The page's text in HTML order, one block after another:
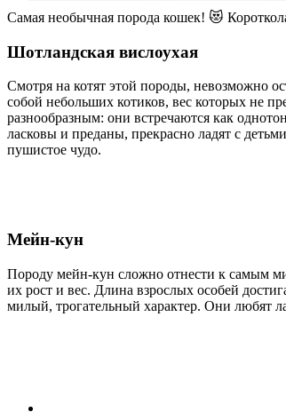
Самая необычная порода кошек! 😻
Шотландская вислоухая
Смотря на котят этой породы, невозможно
собой небольших котиков, вес которых не
разнообразным: они встречаются как
ласковы и преданы, прекрасно ладят с
пушистое чудо.
Мейн-кун
Породу мейн-кун сложно отнести к самым
их рост и вес. Длина взрослых особей
милый, трогательный характер. Они любят